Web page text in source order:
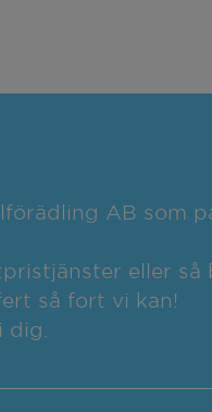
AB som
eller så
så fort vi kan!
dig.